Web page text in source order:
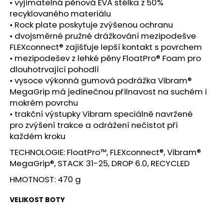
recyklovaného materiálu
• Rock plate poskytuje zvýšenou ochranu
• dvojsměrné pružné drážkování mezipodešve
FLEXconnect® zajišťuje lepší kontakt s povrchem
• mezipodešev z lehké pěny FloatPro® Foam pro
dlouhotrvající pohodlí
• vysoce výkonná gumová podrážka Vibram®
MegaGrip má jedinečnou přilnavost na suchém i
mokrém povrchu
• trakční výstupky Vibram speciálně navržené
pro zvýšení trakce a odrážení nečistot při
každém kroku
TECHNOLOGIE: FloatPro™, FLEXconnect®, Vibram®
MegaGrip®, STACK 31-25, DROP 6.0, RECYCLED
HMOTNOST: 470 g
VELIKOST BOTY